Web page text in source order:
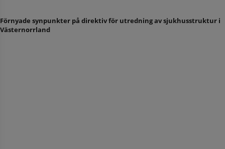
Förnyade synpunkter på direktiv för utredning av sjukhusstruktur i
Västernorrland